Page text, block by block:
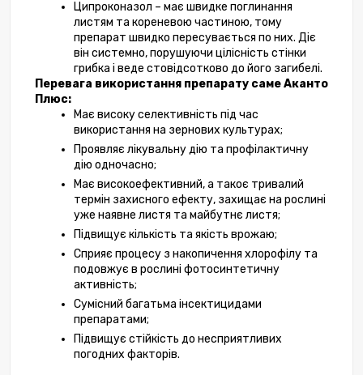
Ципроконазол – має швидке поглинання
листям та кореневою частиною, тому
препарат швидко пересувається по них. Діє
він системно, порушуючи цілісність стінки
грибка і веде стовідсотково до його загибелі.
Перевага використання препарату саме Аканто
Плюс:
Має високу селективність під час
використання на зернових культурах;
Проявляє лікувальну дію та профілактичну
дію одночасно;
Має високоефективний, а такоє тривалий
термін захисного ефекту, захищає на рослині
уже наявне листя та майбутнє листя;
Підвищує кількість та якість врожаю;
Сприяє процесу з накопичення хлорофілу та
подовжує в рослині фотосинтетичну
активність;
Сумісний багатьма інсектицидами
препаратами;
Підвищує стійкість до несприятливих
погодних факторів.